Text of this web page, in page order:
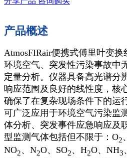
产品概述
AtmosFIRair便携式傅里叶变
环境空气、突发性污染事故中
定量分析。仪器具备高光谱分
响应范围及良好的线性度，核
确保了在复杂现场条件下的运
可广泛应用于环境空气污染监
体分析、突发事件应急响应及
型监测气体包括但不限于：O2
NO2、N2O、SO2、H2O、NH3